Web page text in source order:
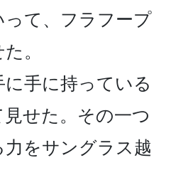
て、フラフープ
。
手に持っている
せた。その一つ
をサングラス越